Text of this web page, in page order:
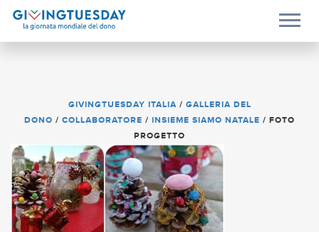
GIVINGTUESDAY ITALIA / GALLERIA DEL
DONO / COLLABORATORE / INSIEME SIAMO NATALE / FOTO
PROGETTO